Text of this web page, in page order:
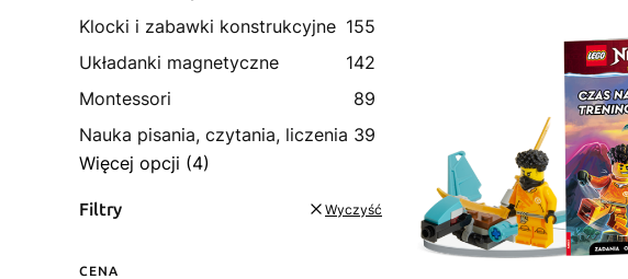
Klocki i zabawki konstrukcyjne 155
Układanki magnetyczne
142
Montessori
89
Nauka pisania, czytania, liczenia 39
Więcej opcji (4)
Filtry Wyczyść
CENA